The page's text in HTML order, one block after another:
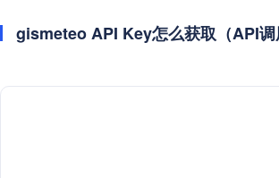
gismeteo API Key怎么获取（API调